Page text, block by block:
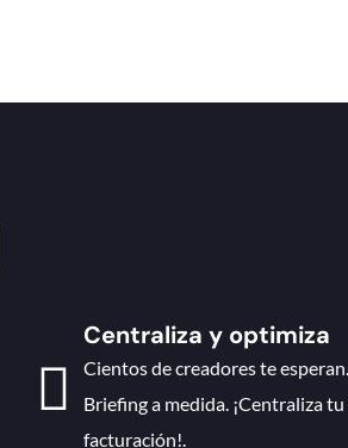
Centraliza y optimiza
Cientos de creadores te esperan.
Briefing a medida. ¡Centraliza tu
facturación!.